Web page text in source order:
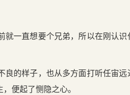
一直想要个兄弟，所以在刚认
的样子，也从多方面打听任宙
便起了恻隐之心。